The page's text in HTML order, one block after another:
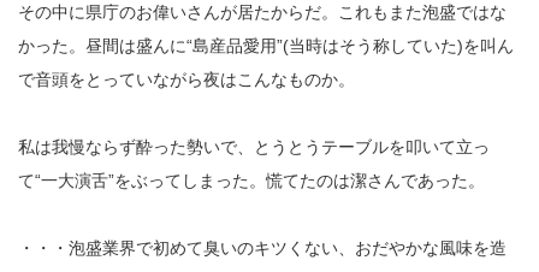
その中に県庁のお偉いさんが居たからだ。これもまた泡盛ではな
かった。昼間は盛んに“島産品愛用”(当時はそう称していた)を叫ん
で音頭をとっていながら夜はこんなものか。
私は我慢ならず酔った勢いで、とうとうテーブルを叩いて立っ
て“一大演舌”をぶってしまった。慌てたのは潔さんであった。
・・・泡盛業界で初めて臭いのキツくない、おだやかな風味を造